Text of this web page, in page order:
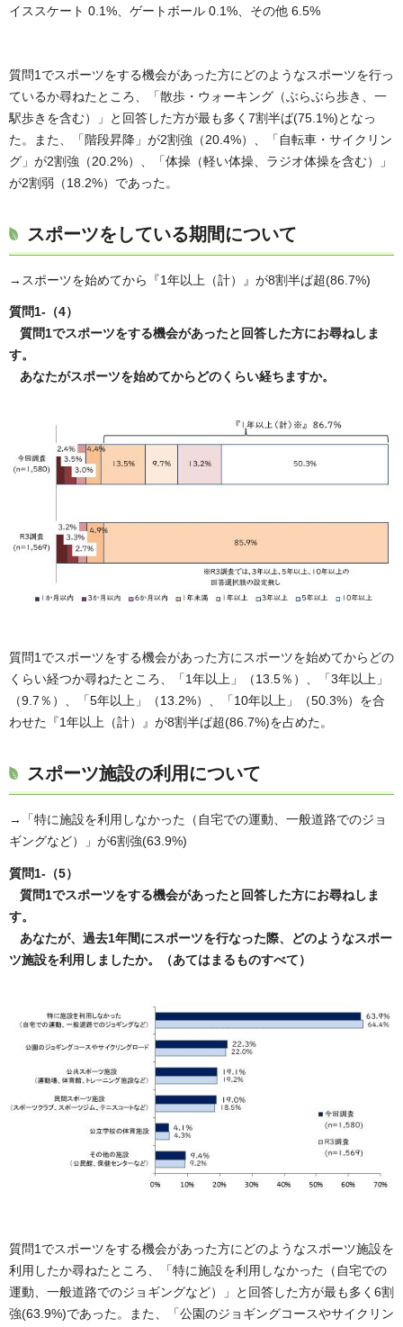
イススケート 0.1%、ゲートボール 0.1%、その他 6.5%
質問1でスポーツをする機会があった方にどのようなスポーツを行っ
ているか尋ねたところ、「散歩・ウォーキング（ぶらぶら歩き、一
駅歩きを含む）」と回答した方が最も多く7割半ば(75.1%)となっ
た。また、「階段昇降」が2割強（20.4%）、「自転車・サイクリン
グ」が2割強（20.2%）、「体操（軽い体操、ラジオ体操を含む）」
が2割弱（18.2%）であった。
スポーツをしている期間について
→スポーツを始めてから『1年以上（計）』が8割半ば超(86.7%)
質問1-（4）
質問1でスポーツをする機会があったと回答した方にお尋ねしま
す。
あなたがスポーツを始めてからどのくらい経ちますか。
質問1でスポーツをする機会があった方にスポーツを始めてからどの
くらい経つか尋ねたところ、「1年以上」（13.5％）、「3年以上」
（9.7％）、「5年以上」（13.2%）、「10年以上」（50.3%）を合
わせた『1年以上（計）』が8割半ば超(86.7%)を占めた。
スポーツ施設の利用について
→「特に施設を利用しなかった（自宅での運動、一般道路でのジョ
ギングなど）」が6割強(63.9%)
質問1-（5）
質問1でスポーツをする機会があったと回答した方にお尋ねしま
す。
あなたが、過去1年間にスポーツを行なった際、どのようなスポー
ツ施設を利用しましたか。（あてはまるものすべて）
質問1でスポーツをする機会があった方にどのようなスポーツ施設を
利用したか尋ねたところ、「特に施設を利用しなかった（自宅での
運動、一般道路でのジョギングなど）」と回答した方が最も多く6割
強(63.9%)であった。また、「公園のジョギングコースやサイクリン